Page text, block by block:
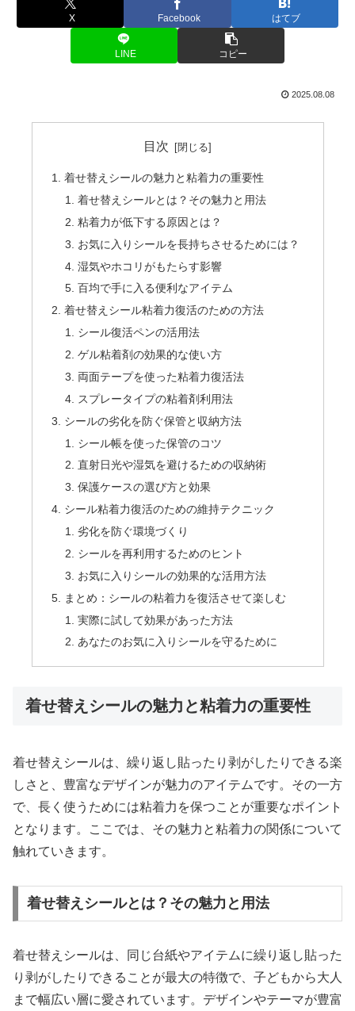
X Facebook はてブ
LINE コピー
2025.08.08
目次
着せ替えシールの魅力と粘着力の重要性
着せ替えシールとは？その魅力と用法
粘着力が低下する原因とは？
お気に入りシールを長持ちさせるためには？
湿気やホコリがもたらす影響
百均で手に入る便利なアイテム
着せ替えシール粘着力復活のための方法
シール復活ペンの活用法
ゲル粘着剤の効果的な使い方
両面テープを使った粘着力復活法
スプレータイプの粘着剤利用法
シールの劣化を防ぐ保管と収納方法
シール帳を使った保管のコツ
直射日光や湿気を避けるための収納術
保護ケースの選び方と効果
シール粘着力復活のための維持テクニック
劣化を防ぐ環境づくり
シールを再利用するためのヒント
お気に入りシールの効果的な活用方法
まとめ：シールの粘着力を復活させて楽しむ
実際に試して効果があった方法
あなたのお気に入りシールを守るために
着せ替えシールの魅力と粘着力の重要性
着せ替えシールは、繰り返し貼ったり剥がしたりできる楽
しさと、豊富なデザインが魅力のアイテムです。その一方
で、長く使うためには粘着力を保つことが重要なポイント
となります。ここでは、その魅力と粘着力の関係について
触れていきます。
着せ替えシールとは？その魅力と用法
着せ替えシールは、同じ台紙やアイテムに繰り返し貼った
り剥がしたりできることが最大の特徴で、子どもから大人
まで幅広い層に愛されています。デザインやテーマが豊富